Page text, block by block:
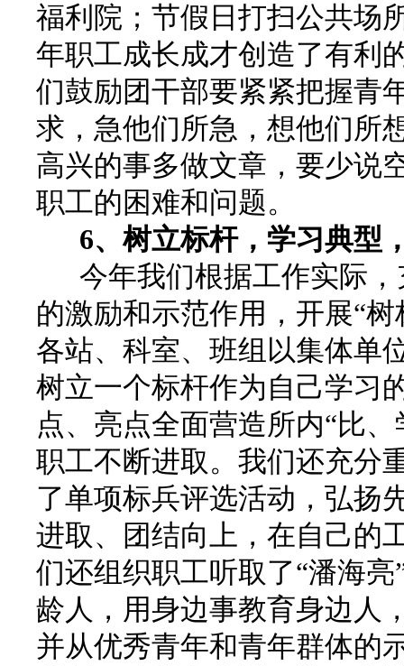
福利院；节假日打扫公共场
年职工成长成才创造了有利
们鼓励团干部要紧紧把握青
求，急他们所急，想他们所
高兴的事多做文章，要少说
职工的困难和问题。
6、树立标杆，学习典型
今年我们根据工作实际，
的激励和示范作用，开展“
各站、科室、班组以集体单
树立一个标杆作为自己学习
点、亮点全面营造所内“比
职工不断进取。我们还充分
了单项标兵评选活动，弘扬
进取、团结向上，在自己的
们还组织职工听取了“潘海
龄人，用身边事教育身边人
并从优秀青年和青年群体的